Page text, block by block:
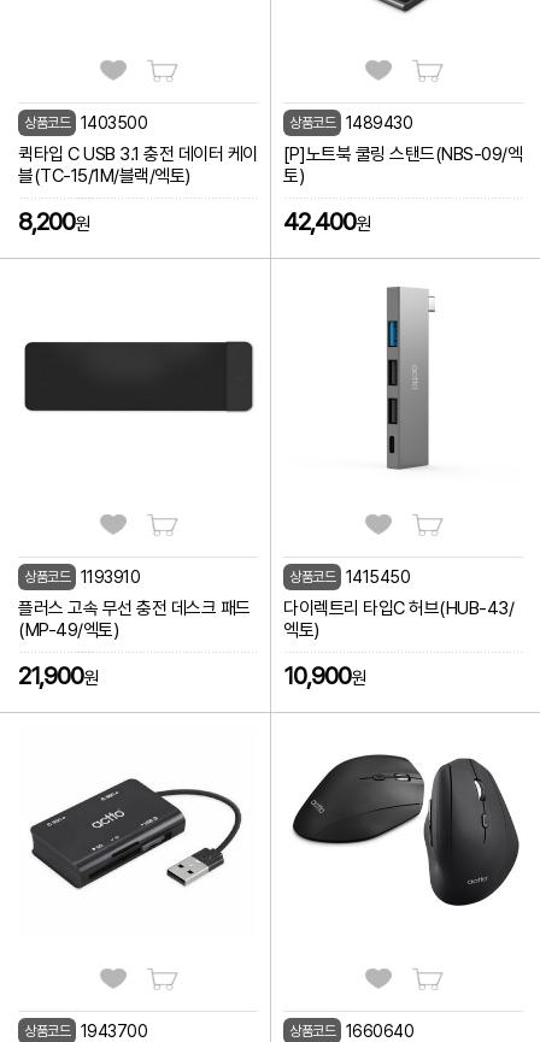
상품코드 1403500
퀵타입 C USB 3.1 충전 데이터 케이
블(TC-15/1M/블랙/엑토)
8,200원
상품코드 1489430
[P]노트북 쿨링 스탠드(NBS-09/엑
토)
42,400원
상품코드 1193910
플러스 고속 무선 충전 데스크 패드
(MP-49/엑토)
21,900원
상품코드 1415450
다이렉트리 타입C 허브(HUB-43/
엑토)
10,900원
상품코드 1943700 상품코드 1660640